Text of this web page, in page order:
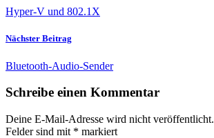
Hyper-V und 802.1X
Nächster Beitrag
Bluetooth-Audio-Sender
Schreibe einen Kommentar
Deine E-Mail-Adresse wird nicht veröffentlicht.
Felder sind mit * markiert